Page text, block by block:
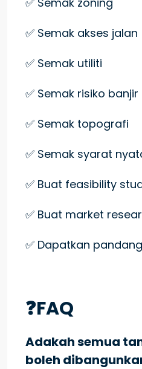
✅ Semak akses jalan
✅ Semak utiliti
✅ Semak risiko banjir
✅ Semak topografi
✅ Semak syarat
✅ Buat feasibility
✅ Buat market
✅ Dapatkan
❓FAQ
Adakah semua
boleh